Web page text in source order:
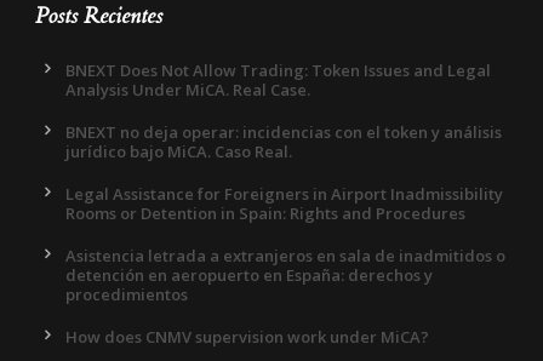
Posts Recientes
BNEXT Does Not Allow Trading: Token Issues and Legal
Analysis Under MiCA. Real Case.
BNEXT no deja operar: incidencias con el token y análisis
jurídico bajo MiCA. Caso Real.
Legal Assistance for Foreigners in Airport Inadmissibility
Rooms or Detention in Spain: Rights and Procedures
Asistencia letrada a extranjeros en sala de inadmitidos o
detención en aeropuerto en España: derechos y
procedimientos
How does CNMV supervision work under MiCA?